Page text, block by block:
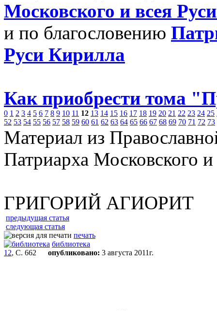
Московского и всея
и по благословению
Руси Кирилла
Как приобрести тома
0 1 2 3 4 5 6 7 8 9 10 11 12 13 14 15 16 17 18 19 20 21 22 23 24 25
52 53 54 55 56 57 58 59 60 61 62 63 64 65 66 67 68 69 70 71 72 73
Материал из
Патриарха Московского
ГРИГОРИЙ АГИОРИТ
предыдущая статья
следующая статья
печать
библиотека
12, С. 662 опубликовано: 3 августа 2011г.